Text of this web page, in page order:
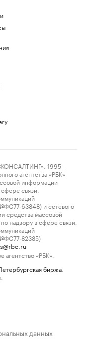
1995–
агентства «РБК»
информации
связи,
63848) и сетевого
средства массовой
надзору в сфере связи,
82385)
«РБК».
биржа
данных